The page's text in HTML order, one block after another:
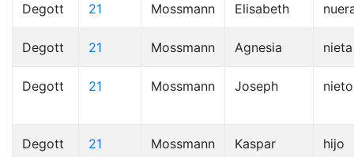
Degott 21 Mossmann Elisabeth
Degott 21 Mossmann Agnesia nieta
Degott 21 Mossmann Joseph nieto
Degott 21 Mossmann Kaspar hijo